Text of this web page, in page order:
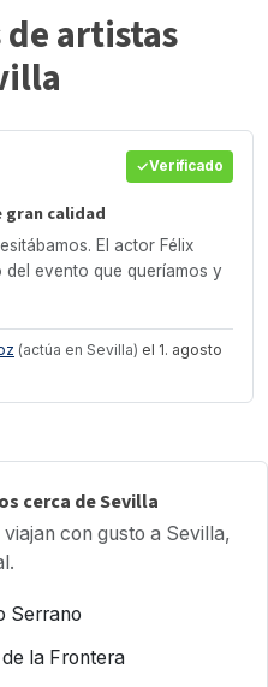
artistas
Verificado
gran calidad
El actor Félix
evento que queríamos y
(actúa en Sevilla) el 1. agosto
cerca de Sevilla
con gusto a Sevilla,
Serrano
la Frontera